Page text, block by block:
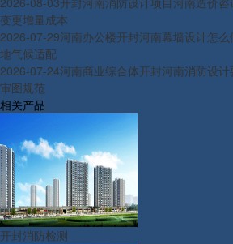
变更增量成本
2026-07-29河南办公楼开封河南幕墙设计怎
地气候适配
2026-07-24河南商业综合体开封河南消防设
审图规范
相关产品
开封消防检测